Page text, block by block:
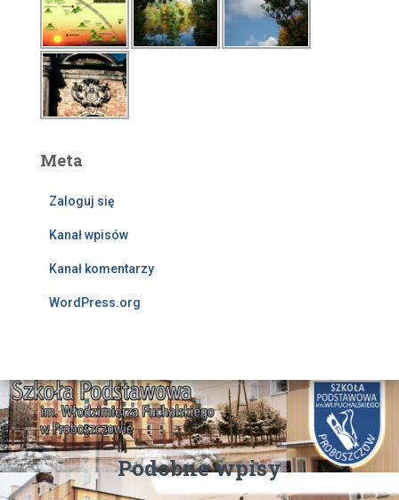
Meta
Zaloguj się
Kanał wpisów
Kanał komentarzy
WordPress.org
Podobne wpisy